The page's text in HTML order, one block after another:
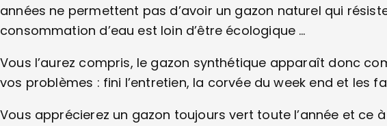
années ne permettent pas d’avoir un gazon naturel qui
consommation d’eau est loin d’être écologique …
Vous l’aurez compris, le gazon synthétique apparaît donc
vos problèmes : fini l’entretien, la corvée du week end et les
Vous apprécierez un gazon toujours vert toute l’année et ce